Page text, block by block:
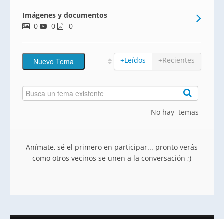
marismas a 5 minutos a pie de la playa, y
muy próximo al Campo de Golf y a la
Imágenes y documentos
0
0 0
+Leídos +Recientes
No hay temas
Anímate, sé el primero en participar... pronto verás
como otros vecinos se unen a la conversación ;)